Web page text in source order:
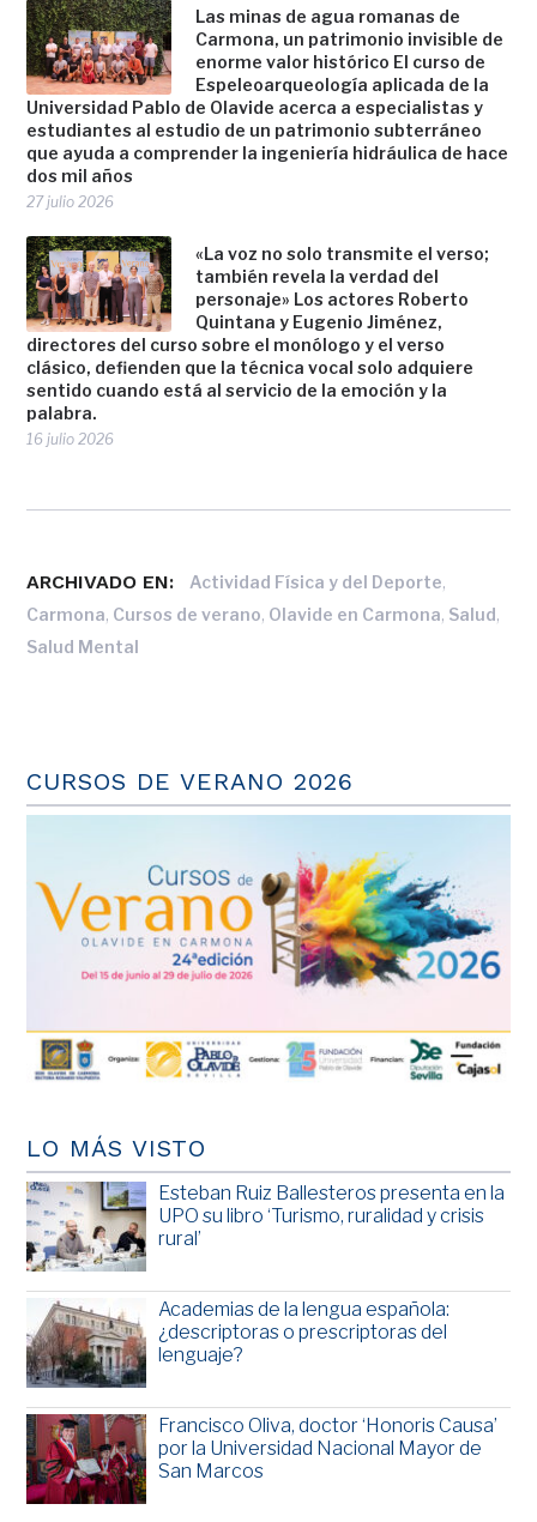
Las minas de agua romanas de
Carmona, un patrimonio invisible de
enorme valor histórico El curso de
Espeleoarqueología aplicada de la
Universidad Pablo de Olavide acerca a especialistas y
estudiantes al estudio de un patrimonio subterráneo
que ayuda a comprender la ingeniería hidráulica de hace
dos mil años
27 julio 2026
«La voz no solo transmite el verso;
también revela la verdad del
personaje» Los actores Roberto
Quintana y Eugenio Jiménez,
directores del curso sobre el monólogo y el verso
clásico, defienden que la técnica vocal solo adquiere
sentido cuando está al servicio de la emoción y la
palabra.
16 julio 2026
ARCHIVADO EN: Actividad Física y del Deporte,
Carmona, Cursos de verano, Olavide en Carmona, Salud,
Salud Mental
CURSOS DE VERANO 2026
LO MÁS VISTO
Esteban Ruiz Ballesteros presenta en la
UPO su libro ‘Turismo, ruralidad y crisis
rural’
Academias de la lengua española:
¿descriptoras o prescriptoras del
lenguaje?
Francisco Oliva, doctor ‘Honoris Causa’
por la Universidad Nacional Mayor de
San Marcos